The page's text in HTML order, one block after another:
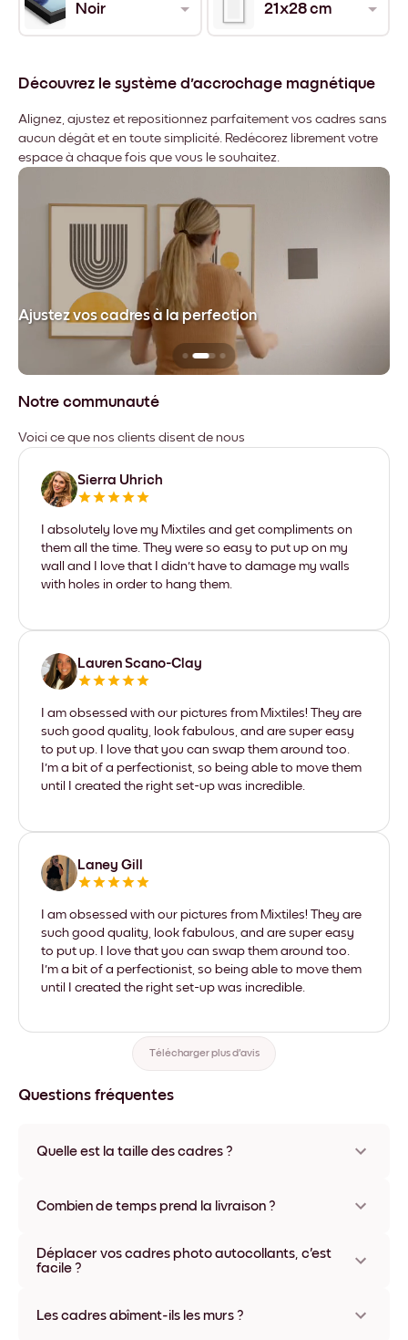
Noir 21x28 cm
Découvrez le système d'accrochage magnétique
Alignez, ajustez et repositionnez parfaitement vos cadres sans
aucun dégât et en toute simplicité. Redécorez librement votre
espace à chaque fois que vous le souhaitez.
Ajustez vos cadres à la perfection
Notre communauté
Voici ce que nos clients disent de nous
Sierra Uhrich
I absolutely love my Mixtiles and get compliments on
them all the time. They were so easy to put up on my
wall and I love that I didn't have to damage my walls
with holes in order to hang them.
Lauren Scano-Clay
I am obsessed with our pictures from Mixtiles! They are
such good quality, look fabulous, and are super easy
to put up. I love that you can swap them around too.
I'm a bit of a perfectionist, so being able to move them
until I created the right set-up was incredible.
Laney Gill
I am obsessed with our pictures from Mixtiles! They are
such good quality, look fabulous, and are super easy
to put up. I love that you can swap them around too.
I'm a bit of a perfectionist, so being able to move them
until I created the right set-up was incredible.
Télécharger plus d'avis
Questions fréquentes
Quelle est la taille des cadres ?
Plusieurs matériaux et coloris disponibles, y compris sans
Combien de temps prend la livraison ?
généralement une semaine. Livraison express possible dans
certains pays. Un numéro de suivi accompagne chaque
Déplacer vos cadres photo autocollants, c'est
facile ?
l'infini, sans abîmer vos murs.
Les cadres abîment-ils les murs ?